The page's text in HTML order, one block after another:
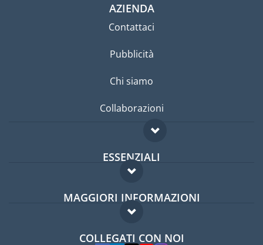
AZIENDA
Contattaci
Pubblicità
Chi siamo
Collaborazioni
ESSENZIALI
Forum per expat
Guida per expat
MAGGIORI INFORMAZIONI
Domande frequenti
COLLEGATI CON NOI